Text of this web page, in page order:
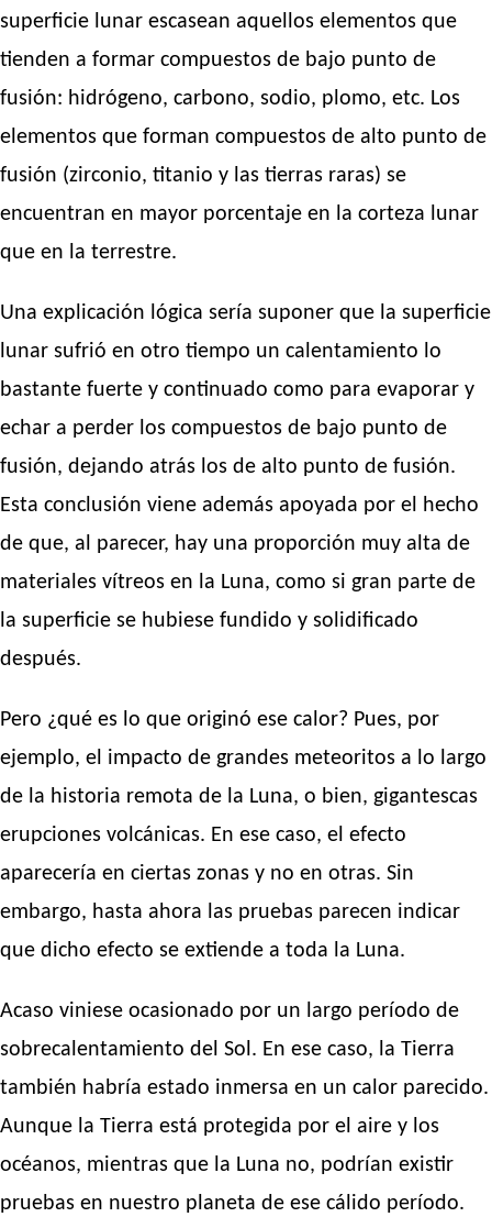
superficie lunar escasean aquellos elementos que
tienden a formar compuestos de bajo punto de
fusión: hidrógeno, carbono, sodio, plomo, etc. Los
elementos que forman compuestos de alto punto de
fusión (zirconio, titanio y las tierras raras) se
encuentran en mayor porcentaje en la corteza lunar
que en la terrestre.
Una explicación lógica sería suponer que la superficie
lunar sufrió en otro tiempo un calentamiento lo
bastante fuerte y continuado como para evaporar y
echar a perder los compuestos de bajo punto de
fusión, dejando atrás los de alto punto de fusión.
Esta conclusión viene además apoyada por el hecho
de que, al parecer, hay una proporción muy alta de
materiales vítreos en la Luna, como si gran parte de
la superficie se hubiese fundido y solidificado
después.
Pero ¿qué es lo que originó ese calor? Pues, por
ejemplo, el impacto de grandes meteoritos a lo largo
de la historia remota de la Luna, o bien, gigantescas
erupciones volcánicas. En ese caso, el efecto
aparecería en ciertas zonas y no en otras. Sin
embargo, hasta ahora las pruebas parecen indicar
que dicho efecto se extiende a toda la Luna.
Acaso viniese ocasionado por un largo período de
sobrecalentamiento del Sol. En ese caso, la Tierra
también habría estado inmersa en un calor parecido.
Aunque la Tierra está protegida por el aire y los
océanos, mientras que la Luna no, podrían existir
pruebas en nuestro planeta de ese cálido período.